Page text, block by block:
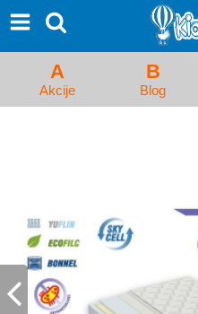
Proizvodi
Početna
Kolica za bebe i dečija kolica
Kadice, noše i adapteri
Hranilice, flašice i cucle
A
Akcije
B
Blog